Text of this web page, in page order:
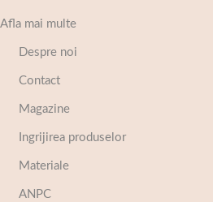
Afla mai multe
Despre noi
Contact
Magazine
Ingrijirea produselor
Materiale
ANPC